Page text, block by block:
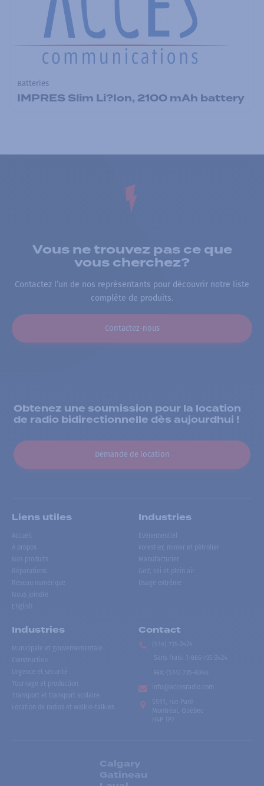
Batteries
IMPRES Slim Li?Ion, 2100 mAh battery
Vous ne trouvez pas ce que
vous cherchez?
Contactez l’un de nos représentants pour découvrir notre liste
complète de produits.
Contactez-nous
Obtenez une soumission pour la location
de radio bidirectionnelle dès aujourdhui !
Demande de location
Liens utiles
Accueil
À propos
Nos produits
Réparations
Réseau numérique
Nous joindre
English
Industries
Événementiel
Forestier, minier et pétrolier
Manufacturier
Golf, ski et plein air
Usage extrême
Industries
Municipale et gouvernementale
Construction
Urgence et sécurité
Tournage et production
Transport et transport scolaire
Location de radios et walkie-talkies
Contact
(514) 735-2424
Sans frais
1-866-735-2424
Fax:
(514) 735-8046
info@accesradio.com
5591, rue Paré
Montréal, Québec
H4P 1P7
Calgary
Gatineau